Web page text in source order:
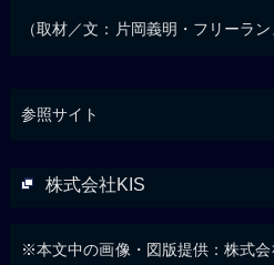
（取材／文：片岡義明・フリーラン
参照サイト
株式会社KIS
※本文中の画像・図版提供：株式会